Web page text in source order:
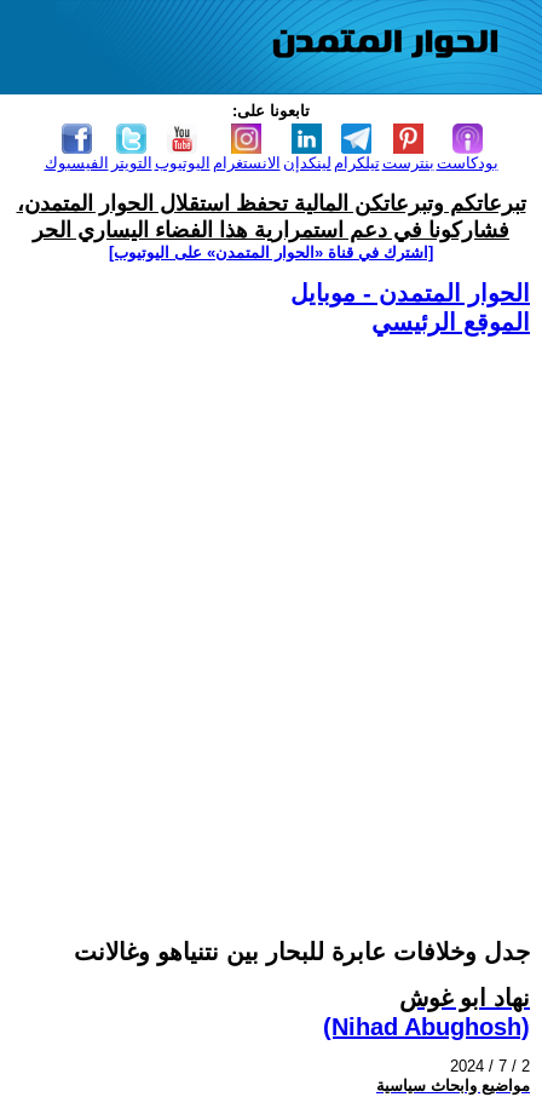
تابعونا على:
الفيسبوك التويتر اليوتيوب الانستغرام لينكدإن تيلكرامبنترست بودكاست
تبرعاتكم وتبرعاتكن المالية تحفظ استقلال الحوار المتمدن،
فشاركونا في دعم استمرارية هذا الفضاء اليساري الحر
[اشترك في قناة ‫«الحوار المتمدن» على اليوتيوب]
الحوار المتمدن - موبايل
الموقع الرئيسي
جدل وخلافات عابرة للبحار بين نتنياهو وغالانت
نهاد ابو غوش
(Nihad Abughosh)
2024 / 7 / 2
مواضيع وابحاث سياسية